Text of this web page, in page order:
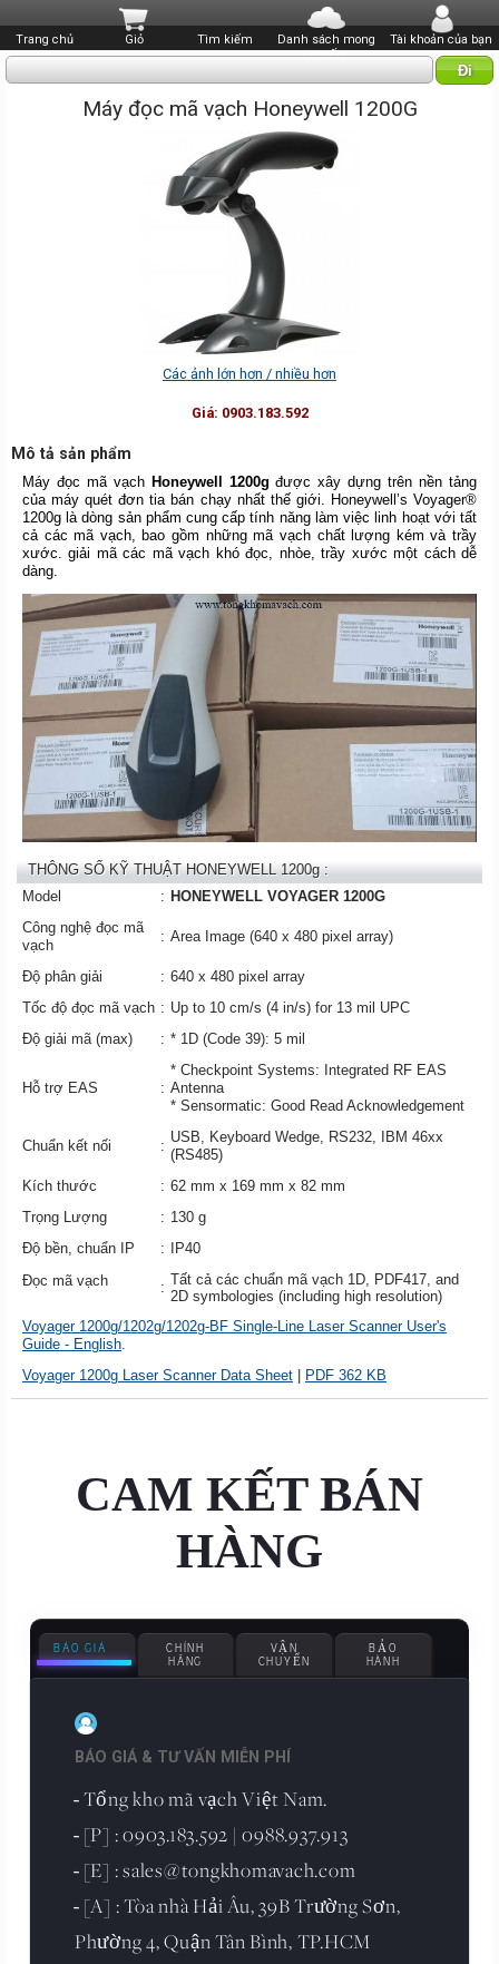
Trang chủ Giỏ Tìm kiếm
Danh sách mong
muốn
Tài khoản của bạn
Máy đọc mã vạch Honeywell 1200G
Các ảnh lớn hơn / nhiều hơn
Giá: 0903.183.592
Mô tả sản phẩm
Máy đọc mã vạch Honeywell 1200g được xây dựng trên nền tảng
của máy quét đơn tia bán chạy nhất thế giới. Honeywell’s Voyager®
1200g là dòng sản phẩm cung cấp tính năng làm việc linh hoạt với tất
cả các mã vạch, bao gồm những mã vạch chất lượng kém và trầy
xước. giải mã các mã vạch khó đọc, nhòe, trầy xước một cách dễ
dàng.
THÔNG SỐ KỸ THUẬT HONEYWELL 1200g :
Model
: HONEYWELL VOYAGER 1200G
Công nghệ đọc mã
vạch
: Area Image (640 x 480 pixel array)
Độ phân giải : 640 x 480 pixel array
Tốc độ đọc mã vạch : Up to 10 cm/s (4 in/s) for 13 mil UPC
Độ giải mã (max)
: * 1D (Code 39): 5 mil
Hỗ trợ EAS :
* Checkpoint Systems: Integrated RF EAS
Antenna
* Sensormatic: Good Read Acknowledgement
Chuẩn kết nối :
USB, Keyboard Wedge, RS232, IBM 46xx
(RS485)
Kích thước
: 62 mm x 169 mm x 82 mm
Trọng Lượng
: 130 g
Độ bền, chuẩn IP
:
IP40
Đọc mã vạch
: Tất cả các chuẩn mã vạch 1D, PDF417, and
2D symbologies (including high resolution)
Voyager 1200g/1202g/1202g-BF Single-Line Laser Scanner User's
Guide - English.
Voyager 1200g Laser Scanner Data Sheet
PDF 362 KB
CAM KẾT BÁN
HÀNG
BÁO GIÁ
CHÍNH
HÃNG
VẬN
CHUYỂN
BẢO
HÀNH
BÁO GIÁ & TƯ VẤN MIỄN PHÍ
- Tổng kho mã vạch Việt Nam.
- [P] : 0903.183.592 | 0988.937.913
- [E] : sales@tongkhomavach.com
- [A] : Tòa nhà Hải Âu, 39B Trường Sơn,
Phường 4, Quận Tân Bình, TP.HCM